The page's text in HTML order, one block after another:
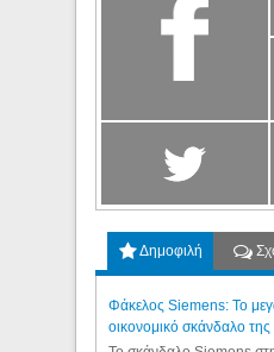
Δημοφιλή
Φάκελος Siemens: Το
οικονομικό σκάνδαλο